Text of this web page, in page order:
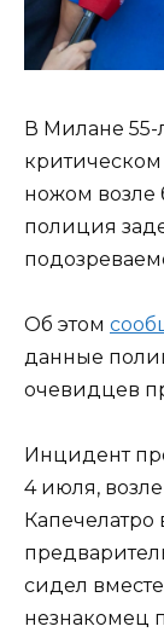
В Милане 55-
ножом возле
полиция
Об этом
данные
очевидцев
Инцидент
4 июля,
сидел
незнакомец